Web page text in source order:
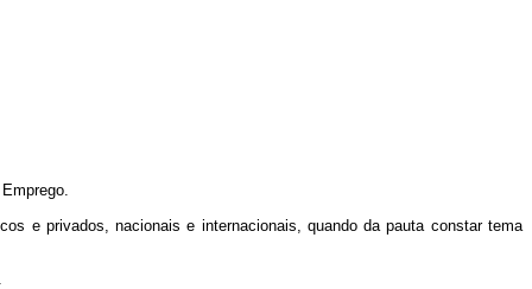
e privados, nacionais e internacionais, quando da pauta constar tema